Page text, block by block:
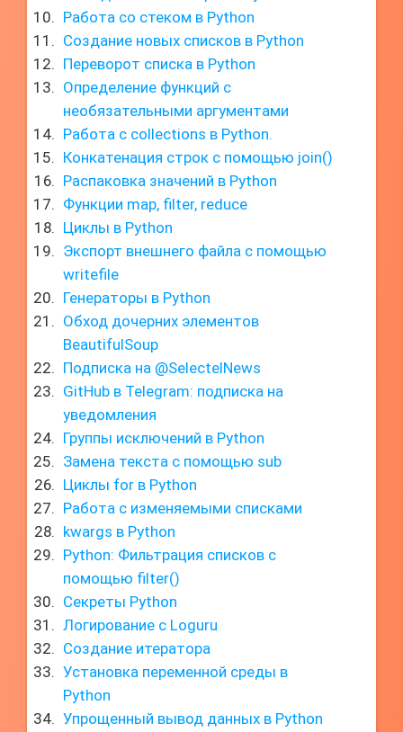
Работа со стеком в Python
Создание новых списков в Python
Переворот списка в Python
Определение функций с
необязательными аргументами
Работа с collections в Python.
Конкатенация строк с помощью join()
Распаковка значений в Python
Функции map, filter, reduce
Циклы в Python
Экспорт внешнего файла с помощью
writefile
Генераторы в Python
Обход дочерних элементов
BeautifulSoup
Подписка на @SelectelNews
GitHub в Telegram: подписка на
уведомления
Группы исключений в Python
Замена текста с помощью sub
Циклы for в Python
Работа с изменяемыми списками
kwargs в Python
Python: Фильтрация списков с
помощью filter()
Секреты Python
Логирование с Loguru
Создание итератора
Установка переменной среды в
Python
Упрощенный вывод данных в Python